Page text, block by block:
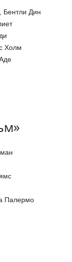
Бентли Дин
Холм
Палермо